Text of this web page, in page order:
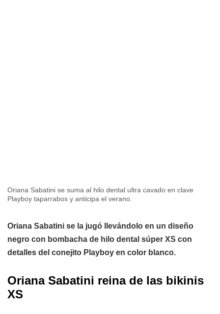
Oriana Sabatini se suma al hilo dental ultra cavado en clave
Playboy taparrabos y anticipa el verano.
Oriana Sabatini se la jugó llevándolo en un diseño
negro con bombacha de hilo dental súper XS con
detalles del conejito Playboy en color blanco.
Oriana Sabatini reina de las bikinis
XS